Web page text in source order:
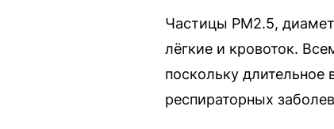
Частицы PM2.5,
лёгкие и кровоток.
поскольку длительное
респираторных